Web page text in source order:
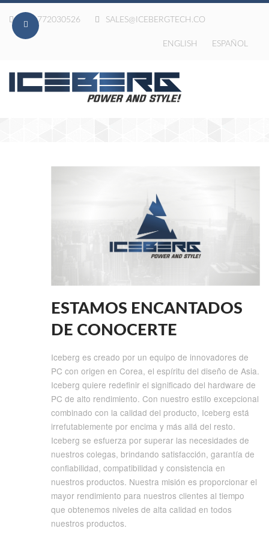
020-772030526 SALES@ICEBERGTECH.CO
ENGLISH ESPAÑOL
ESTAMOS ENCANTADOS
DE CONOCERTE
Iceberg es creado por un equipo de innovadores de
PC con origen en Corea, el espíritu del diseño de Asia.
Iceberg quiere redefinir el significado del hardware de
PC de alto rendimiento. Con nuestro estilo excepcional
combinado con la calidad del producto, Iceberg está
irrefutablemente por encima y más allá del resto.
Iceberg se esfuerza por superar las necesidades de
nuestros colegas, brindando satisfacción, garantía de
confiabilidad, compatibilidad y consistencia en
nuestros productos. Nuestra misión es proporcionar el
mayor rendimiento para nuestros clientes al tiempo
que obtenemos niveles de alta calidad en todos
nuestros productos.